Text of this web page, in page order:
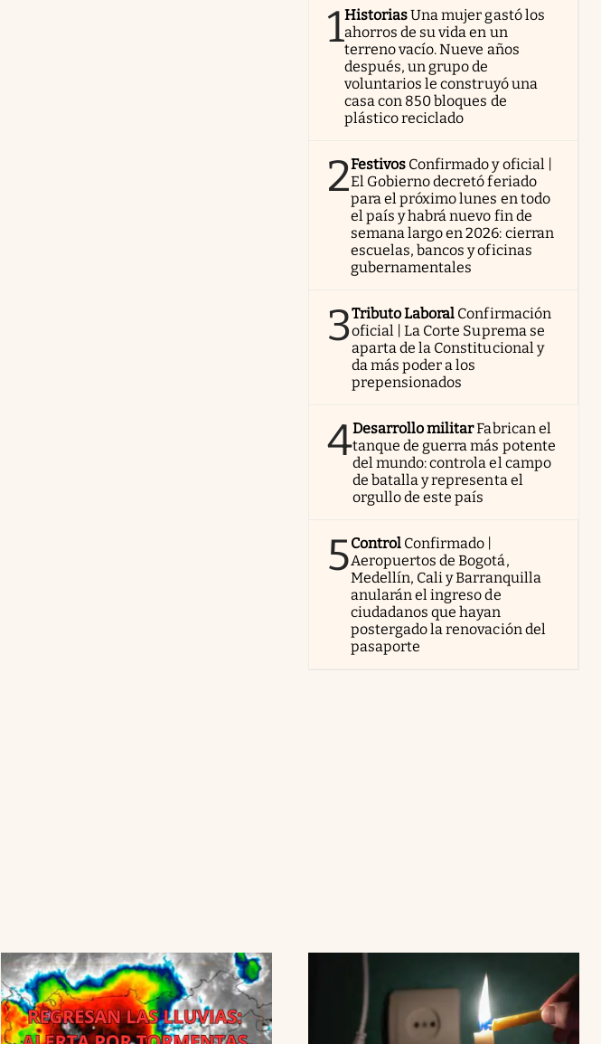
1HistoriasUna mujer gastó los
ahorros de su vida en un
terreno vacío. Nueve años
después, un grupo de
voluntarios le construyó una
casa con 850 bloques de
plástico reciclado
2Festivos Confirmado y oficial |
El Gobierno decretó feriado
para el próximo lunes en todo
el país y habrá nuevo fin de
semana largo en 2026: cierran
escuelas, bancos y oficinas
gubernamentales
3Tributo Laboral Confirmación
oficial | La Corte Suprema se
aparta de la Constitucional y
da más poder a los
prepensionados
4Desarrollo militarFabrican el
tanque de guerra más potente
del mundo: controla el campo
de batalla y representa el
orgullo de este país
5Control Confirmado |
Aeropuertos de Bogotá,
Medellín, Cali y Barranquilla
anularán el ingreso de
ciudadanos que hayan
postergado la renovación del
pasaporte